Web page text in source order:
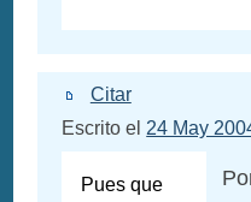
Citar
Escrito el 24 May
Pues que